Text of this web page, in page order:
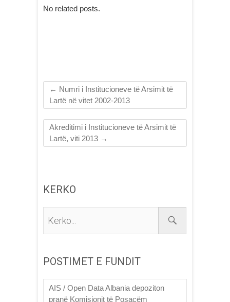
No related posts.
← Numri i Institucioneve të Arsimit të
Lartë në vitet 2002-2013
Akreditimi i Institucioneve të Arsimit të
Lartë, viti 2013 →
KERKO
POSTIMET E FUNDIT
AIS / Open Data Albania depoziton
pranë Komisionit të Posaçëm